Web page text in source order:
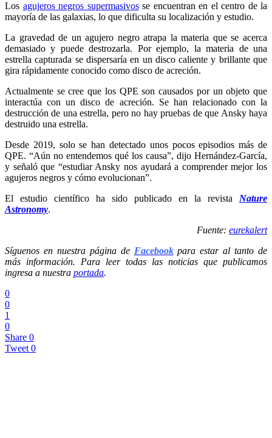
Los agujeros negros supermasivosse encuentran en el centro de la
mayoría de las galaxias, lo que dificulta su localización y estudio.
La gravedad de un agujero negro atrapa la materia que se acerca
demasiado y puede destrozarla. Por ejemplo, la materia de una
estrella capturada se dispersaría en un disco caliente y brillante que
gira rápidamente conocido como disco de acreción.
Actualmente se cree que los QPE son causados por un objeto que
interactúa con un disco de acreción. Se han relacionado con la
destrucción de una estrella, pero no hay pruebas de que Ansky haya
destruido una estrella.
Desde 2019, solo se han detectado unos pocos episodios más de
QPE. “Aún no entendemos qué los causa”, dijo Hernández-García,
y señaló que “estudiar Ansky nos ayudará a comprender mejor los
agujeros negros y cómo evolucionan”.
El estudio científico ha sido publicado en la revista Nature
Astronomy.
Fuente: eurekalert
Síguenos en nuestra página de Facebookpara estar al tanto de
más información. Para leer todas las noticias que publicamos
ingresa a nuestra portada.
0
0
1
0
Share 0
Tweet 0